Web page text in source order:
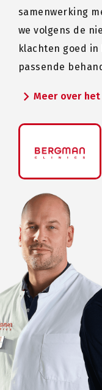
samenwerking
we volgens de
klachten goed
passende
chevron_rightMeer over